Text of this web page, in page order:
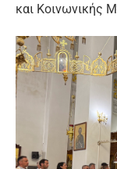
και Κοινωνικής